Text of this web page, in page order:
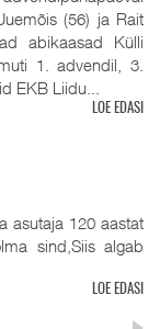
(56) ja Rait
abikaasad Külli
1. advendil, 3.
EKB Liidu...
LOE EDASI
asutaja 120 aastat
sind,Siis algab
LOE EDASI